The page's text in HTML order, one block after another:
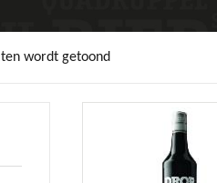
wordt getoond